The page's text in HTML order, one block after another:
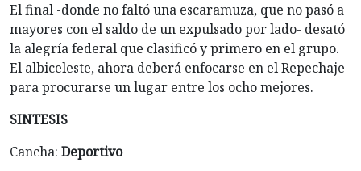
El final -donde no faltó una escaramuza, que no pasó a
mayores con el saldo de un expulsado por lado- desató
la alegría federal que clasificó y primero en el grupo.
El albiceleste, ahora deberá enfocarse en el Repechaje
para procurarse un lugar entre los ocho mejores.
SINTESIS
Cancha: Deportivo